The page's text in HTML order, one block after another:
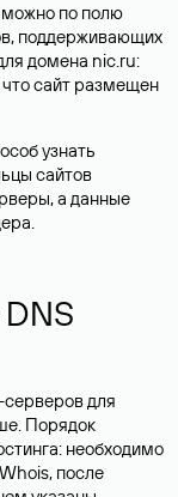
можно по полю
поддерживающих
домена nic.ru:
что сайт размещен
узнать
сайтов
а данные
для
Порядок
необходимо
после